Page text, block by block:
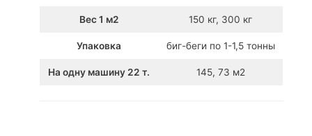
Вес 1 м2 150 кг, 300 кг
Упаковка биг-беги по 1-1,5 тонны
На одну машину 22 т. 145, 73 м2